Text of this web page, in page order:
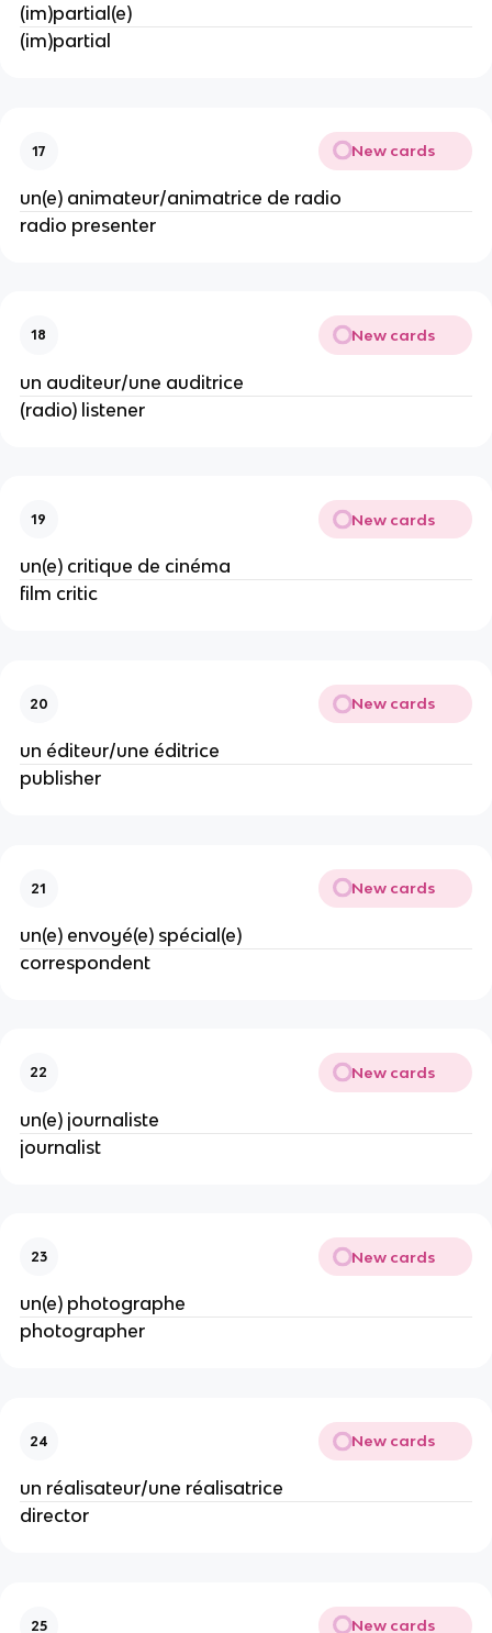
(im)partial(e)
(im)partial
17 New cards
un(e) animateur/animatrice de radio
radio presenter
18 New cards
un auditeur/une auditrice
(radio) listener
19 New cards
un(e) critique de cinéma
film critic
20 New cards
un éditeur/une éditrice
publisher
21 New cards
un(e) envoyé(e) spécial(e)
correspondent
22 New cards
un(e) journaliste
journalist
23 New cards
un(e) photographe
photographer
24 New cards
un réalisateur/une réalisatrice
director
25 New cards